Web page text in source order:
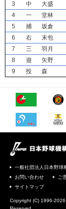
3
中
大盛
4
一
堂林
5
捕
坂倉
6
右
末包
7
三
羽月
8
遊
矢野
9
投 森
一般社団法人日本野球
お問い合わせ
ご
サイトマップ
Copyright (C) 1996-